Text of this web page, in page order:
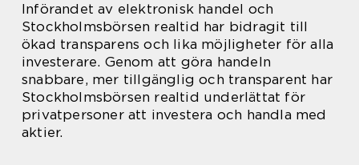
Införandet av elektronisk handel och
Stockholmsbörsen realtid har bidragit till
ökad transparens och lika möjligheter för alla
investerare. Genom att göra handeln
snabbare, mer tillgänglig och transparent har
Stockholmsbörsen realtid underlättat för
privatpersoner att investera och handla med
aktier.